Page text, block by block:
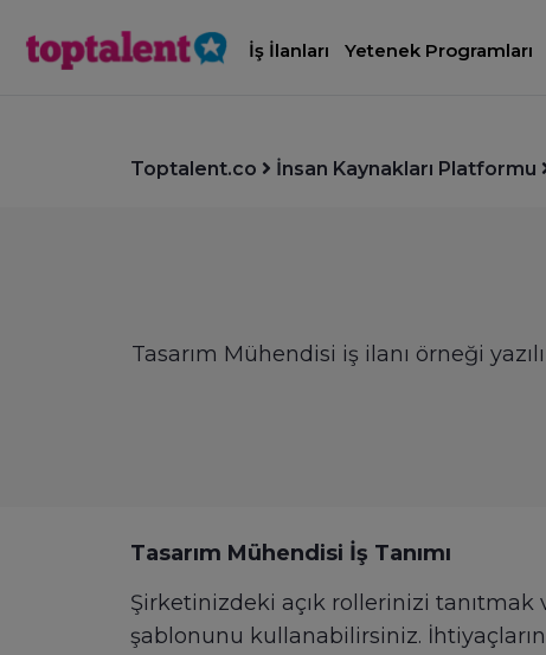
İş İlanları Yetenek Programları
Toptalent.co İnsan Kaynakları Platformu
Tasarım Mühendisi iş ilanı örneği
Tasarım Mühendisi İş Tanımı
Şirketinizdeki açık rollerinizi tanıtmak
şablonunu kullanabilirsiniz.